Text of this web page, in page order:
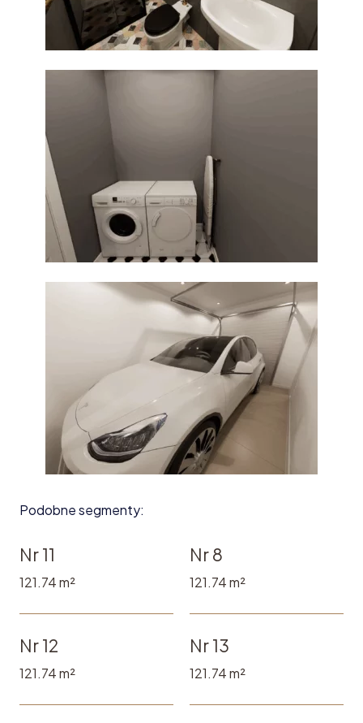
Podobne segmenty:
Nr 11
121.74 m²
Nr 8
121.74 m²
Nr 12
121.74 m²
Nr 13
121.74 m²